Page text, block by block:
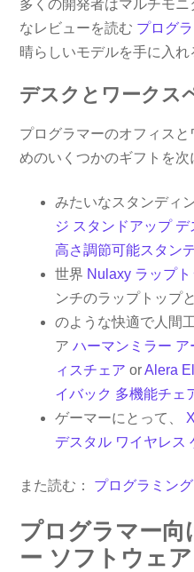
多くの開発者はマルチモ
なレビューを読む プログ
晴らしいモデルを手に入れ
デスクとワークス
プログラマーのオフィス
めのいくつかのギフトを次
みたいなスタンディ
ジ スタンドアップ デ
高さ調節可能スタン
世界 Nulaxy ラップ
ンチのラップトップ
のような快適で人間
アハーマンミラー
ィスチェア orAlera
イバック 多機能チェ
ゲーマーにとって、
デスタル ワイヤレス
また読む： プログラミン
プログラマー向
ー ソフトウェア